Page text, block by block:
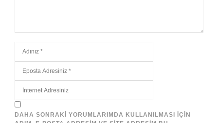
DAHA SONRAKI YORUMLARIMDA KULLANILMASI IÇIN